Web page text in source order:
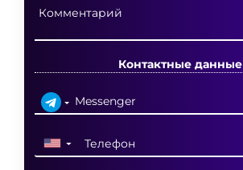
Контактные данные
▼